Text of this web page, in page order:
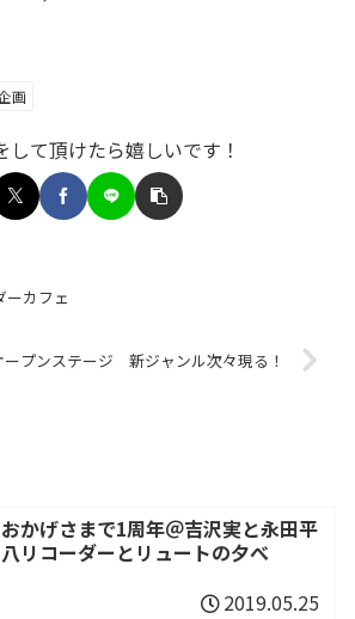
画
して頂けたら嬉しいです！
カフェ
ープンステージ 新ジャンル次々現る！
おかげさまで1周年＠吉沢実と永田平
八リコーダーとリュートの夕べ
2019.05.25